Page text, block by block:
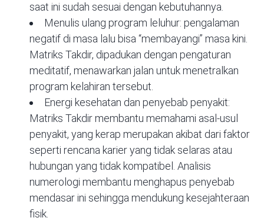
saat ini sudah sesuai dengan kebutuhannya.
Menulis ulang program leluhur: pengalaman
negatif di masa lalu bisa “membayangi” masa kini.
Matriks Takdir, dipadukan dengan pengaturan
meditatif, menawarkan jalan untuk menetralkan
program kelahiran tersebut.
Energi kesehatan dan penyebab penyakit:
Matriks Takdir membantu memahami asal-usul
penyakit, yang kerap merupakan akibat dari faktor
seperti rencana karier yang tidak selaras atau
hubungan yang tidak kompatibel. Analisis
numerologi membantu menghapus penyebab
mendasar ini sehingga mendukung kesejahteraan
fisik.